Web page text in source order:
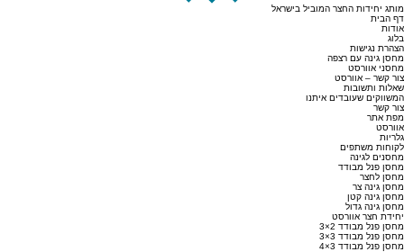
מותג יחידות החצר המוביל בישראל
דף הבית
אודות
בלוג
הצהרת נגישות
מחסן גינה עם רצפה
מחסני אוורסט
צור קשר – אוורסט
שאלות ותשובות
המשווקים שעובדים איתנו
צור קשר
מפת אתר
אוורסט
גלריות
לקוחות משתפים
מחסנים לגינה
מחסן פנל מבודד
מחסן לחצר
מחסן גינה צר
מחסן גינה קטן
מחסן גינה גדול
יחידת חצר אוורסט
מחסן פנל מבודד 2×3
מחסן פנל מבודד 3×3
מחסן פנל מבודד 3×4